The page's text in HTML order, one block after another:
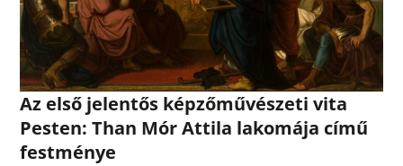
Az első jelentős képzőművészeti vita
Pesten: Than Mór Attila lakomája című
festménye